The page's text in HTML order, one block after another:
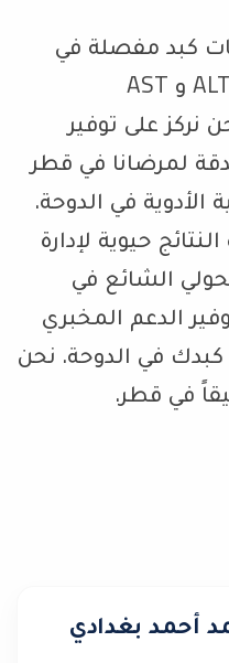
كبد مفصلة في
الدوحة، تشمل مستويات ALT و AST
نركز على توفير
لمرضانا في قطر
في الدوحة.
حيوية لإدارة
الشائع في
الدعم المخبري
في الدوحة. نحن
في قطر.
أحمد بغدادي